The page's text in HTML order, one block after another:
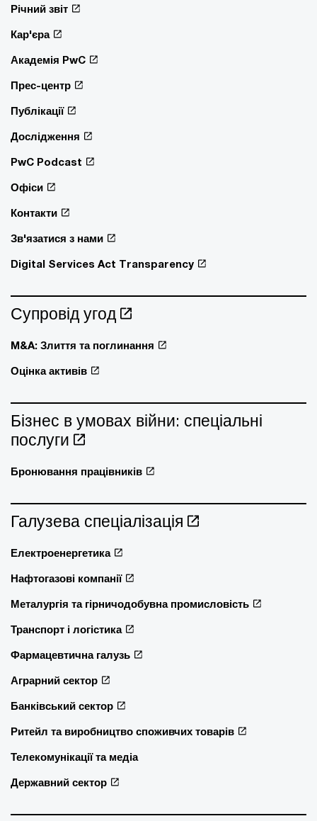
Річний звіт
Кар'єра
Академія PwC
Прес-центр
Публікації
Дослідження
PwC Podcast
Офіси
Контакти
Зв'язатися з нами
Digital Services Act Transparency
Супровід угод
M&A: Злиття та поглинання
Оцінка активів
Бізнес в умовах війни: спеціальні
послуги
Бронювання працівників
Галузева спеціалізація
Електроенергетика
Нафтогазові компанії
Металургія та гірничодобувна промисловість
Транспорт і логістика
Фармацевтична галузь
Аграрний сектор
Банківський сектор
Ритейл та виробництво споживчих товарів
Телекомунікації та медіа
Державний сектор